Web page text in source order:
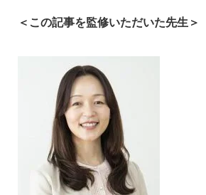
＜この記事を監修いただいた先生＞